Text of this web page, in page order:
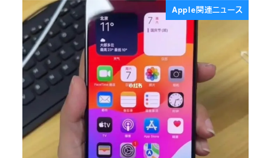
Apple関連ニュース